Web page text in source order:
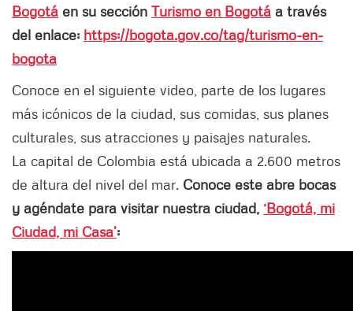
Bogotá en su sección Turismo en Bogotá a través
del enlace: https://bogota.gov.co/tag/turismo-en-
bogota
Conoce en el siguiente video, parte de los lugares
más icónicos de la ciudad, sus comidas, sus planes
culturales, sus atracciones y paisajes naturales.
La capital de Colombia está ubicada a 2.600 metros
de altura del nivel del mar. Conoce este abre bocas
y agéndate para visitar nuestra ciudad, ‘Bogotá, mi
Ciudad, mi Casa’: